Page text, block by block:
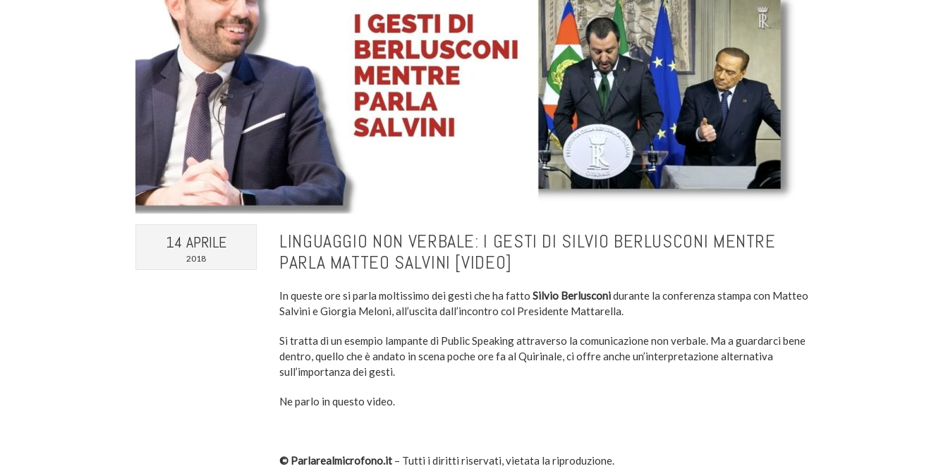
14 APRILE
2018
LINGUAGGIO NON VERBALE: I GESTI DI SILVIO BERLUSCONI MENTRE
PARLA MATTEO SALVINI [VIDEO]
In queste ore si parla moltissimo dei gesti che ha fatto Silvio Berlusconidurante la conferenza stampa con Matteo
Salvini e Giorgia Meloni, all’uscita dall’incontro col Presidente Mattarella.
Si tratta di un esempio lampante di Public Speaking attraverso la comunicazione non verbale. Ma a guardarci bene
dentro, quello che è andato in scena poche ore fa al Quirinale, ci offre anche un’interpretazione alternativa
sull’importanza dei gesti.
Ne parlo in questo video.
© Parlarealmicrofono.it– Tutti i diritti riservati, vietata la riproduzione.